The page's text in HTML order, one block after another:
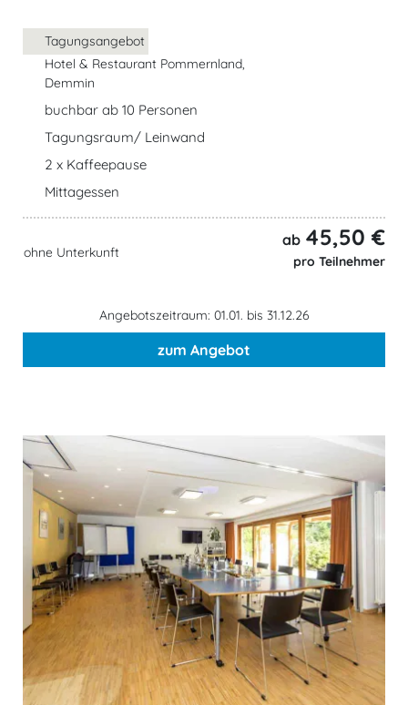
Tagungsangebot
Hotel & Restaurant Pommernland,
Demmin
buchbar ab 10 Personen
Tagungsraum/ Leinwand
2 x Kaffeepause
Mittagessen
ohne Unterkunft
ab 45,50 €
pro Teilnehmer
Angebotszeitraum: 01.01. bis 31.12.26
zum Angebot